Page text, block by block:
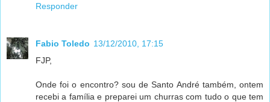
Responder
Fabio Toledo 13/12/2010, 17:15
FJP,
Onde foi o encontro? sou de Santo André também, ontem
recebi a família e preparei um churras com tudo o que tem